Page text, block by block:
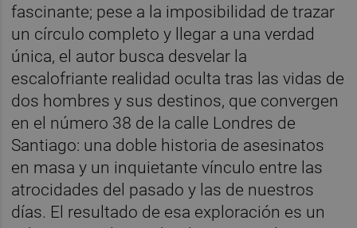
fascinante; pese a la imposibilidad de trazar
un círculo completo y llegar a una verdad
única, el autor busca desvelar la
escalofriante realidad oculta tras las vidas de
dos hombres y sus destinos, que convergen
en el número 38 de la calle Londres de
Santiago: una doble historia de asesinatos
en masa y un inquietante vínculo entre las
atrocidades del pasado y las de nuestros
días. El resultado de esa exploración es un